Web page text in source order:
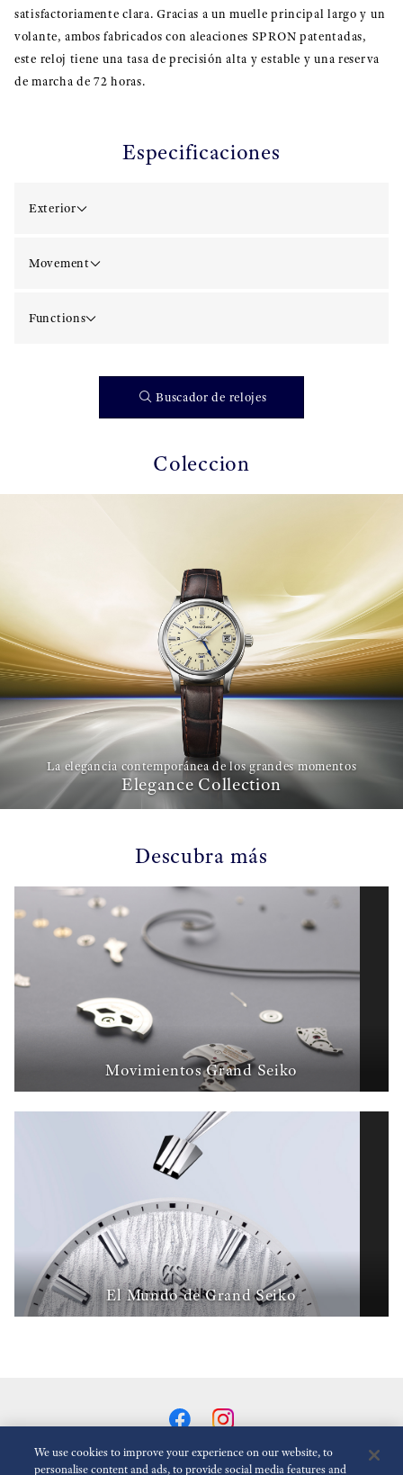
satisfactoriamente clara. Gracias a un muelle principal largo y un
volante, ambos fabricados con aleaciones SPRON patentadas,
este reloj tiene una tasa de precisión alta y estable y una reserva
de marcha de 72 horas.
Especificaciones
Exterior
Movement
Functions
Buscador de relojes
Coleccion
La elegancia contemporánea de los grandes momentos
Elegance Collection
Descubra más
Movimientos Grand Seiko
El Mundo de Grand Seiko
We use cookies to improve your experience on our website, to
personalise content and ads, to provide social media features and